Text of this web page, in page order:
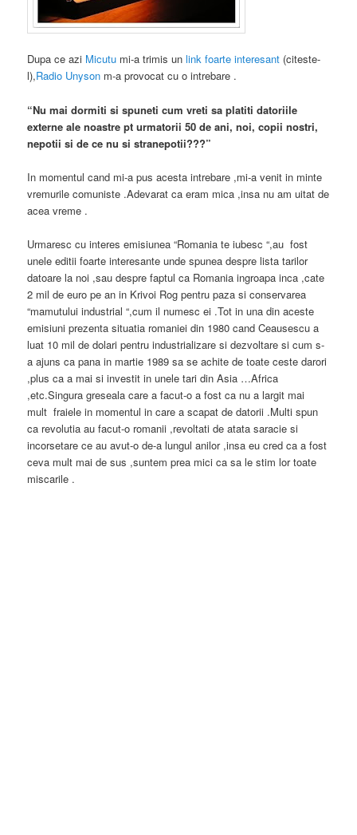
Dupa ce azi Micutu mi-a trimis unlink foarte interesant (citeste-
l),Radio Unyson m-a provocat cu o intrebare .
“Nu mai dormiti si spuneti cum vreti sa platiti datoriile
externe ale noastre pt urmatorii 50 de ani, noi, copii nostri,
nepotii si de ce nu si stranepotii???”
In momentul cand mi-a pus acesta intrebare ,mi-a venit in minte
vremurile comuniste .Adevarat ca eram mica ,insa nu am uitat de
acea vreme .
Urmaresc cu interes emisiunea “Romania te iubesc “,au fost
unele editii foarte interesante unde spunea despre lista tarilor
datoare la noi ,sau despre faptul ca Romania ingroapa inca ,cate
2 mil de euro pe an in Krivoi Rog pentru paza si conservarea
“mamutului industrial “,cum il numesc ei .Tot in una din aceste
emisiuni prezenta situatia romaniei din 1980 cand Ceausescu a
luat 10 mil de dolari pentru industrializare si dezvoltare si cum s-
a ajuns ca pana in martie 1989 sa se achite de toate ceste darori
,plus ca a mai si investit in unele tari din Asia …Africa
,etc.Singura greseala care a facut-o a fost ca nu a largit mai
mult fraiele in momentul in care a scapat de datorii .Multi spun
ca revolutia au facut-o romanii ,revoltati de atata saracie si
incorsetare ce au avut-o de-a lungul anilor ,insa eu cred ca a fost
ceva mult mai de sus ,suntem prea mici ca sa le stim lor toate
miscarile .